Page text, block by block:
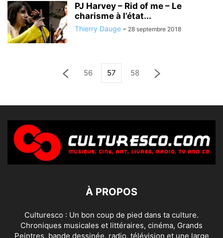
PJ Harvey – Rid of me – Le
charisme à l’état...
Thierry Dauge - 28 septembre 2018
56 57 58
À PROPOS
Culturesco : Un bon coup de pied dans ta culture.
Chroniques musicales et littéraires, cinéma, Grands
Peintres, bande dessinée, radio, télévision et une large